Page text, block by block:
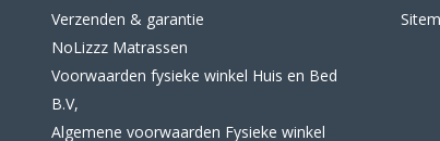
Verzenden & garantie
NoLizzz Matrassen
Voorwaarden fysieke winkel Huis en Bed
B.V,
Algemene voorwaarden Fysieke winkel